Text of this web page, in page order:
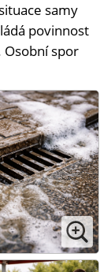
samy
povinnost
spor